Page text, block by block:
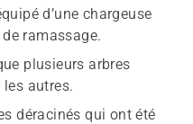
d’une chargeuse
ramassage.
plusieurs arbres
autres.
déracinés qui ont été